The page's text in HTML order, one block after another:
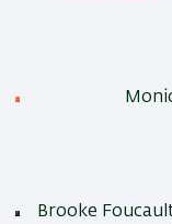
Brooke